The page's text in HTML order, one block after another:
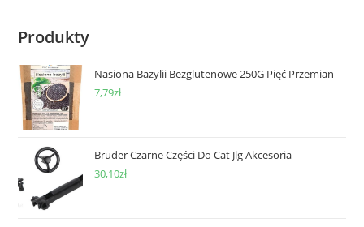
Produkty
Nasiona Bazylii Bezglutenowe 250G Pięć Przemian
7,79zł
Bruder Czarne Części Do Cat Jlg Akcesoria
30,10zł